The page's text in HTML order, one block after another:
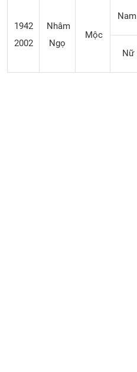
1942
2002
Nhâm
Ngọ
Mộc
Nam
Nữ